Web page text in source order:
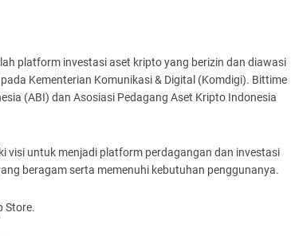
platform investasi aset kripto yang berizin dan diawasi
Kementerian Komunikasi & Digital (Komdigi). Bittime
(ABI) dan Asosiasi Pedagang Aset Kripto Indonesia
visi untuk menjadi platform perdagangan dan investasi
beragam serta memenuhi kebutuhan penggunanya.
Store.